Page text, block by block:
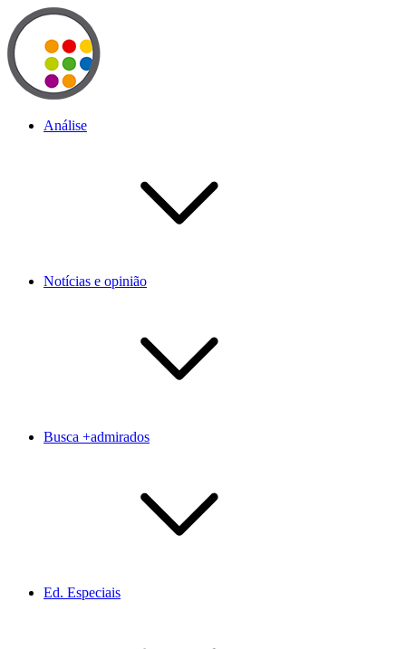
Análise
Notícias e opinião
Busca +admirados
Ed. Especiais